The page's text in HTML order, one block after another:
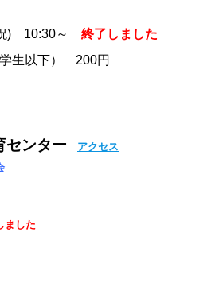
) 10:30～ 終了しました
生以下） 200円
センター
アクセス
ました